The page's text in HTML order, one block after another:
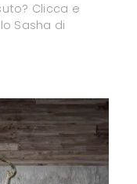
Clicca e
Sasha di